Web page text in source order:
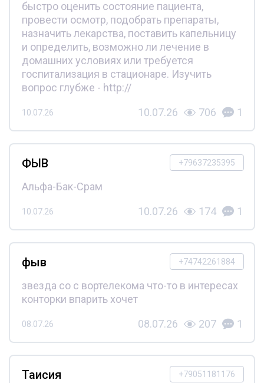
быстро оценить состояние пациента,
провести осмотр, подобрать препараты,
назначить лекарства, поставить капельницу
и определить, возможно ли лечение в
домашних условиях или требуется
госпитализация в стационаре. Изучить
вопрос глубже - http://
10.07.26 10.07.26 706 1
+79637235395
ФЫВ
Альфа-Бак-Срам
10.07.26 10.07.26 174 1
+74742261884
фыв
звезда со с вортелекома что-то в интересах
конторки впарить хочет
08.07.26 08.07.26 207 1
+79051181176
Таисия